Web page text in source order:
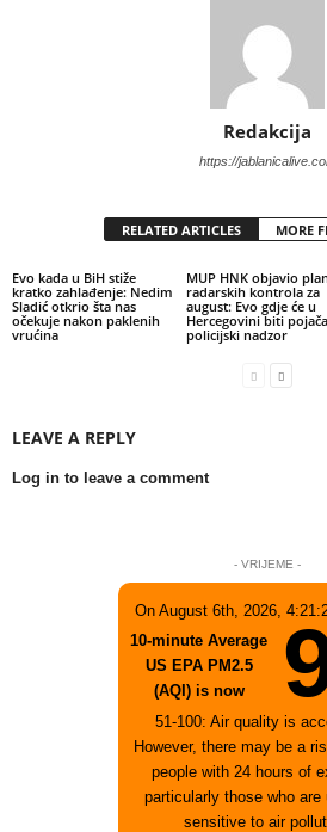
Redakcija
https://
RELATED ARTICLES MORE
Evo kada u BiH stiže
kratko zahlađenje: Nedim
Sladić otkrio šta nas
očekuje nakon paklenih
vrućina
MUP HNK objavio
radarskih kontrola za
august: Evo gdje će u
Hercegovini biti
policijski nadzor
LEAVE A REPLY
Log in to leave a comment
- VRIJEME -
On August 6th, 2026,
10-minute Average
US EPA PM2.5
(AQI) is now
51-100: Air quality is
However, there may be a
people with 24 hours of
particularly those who are
sensitive to air